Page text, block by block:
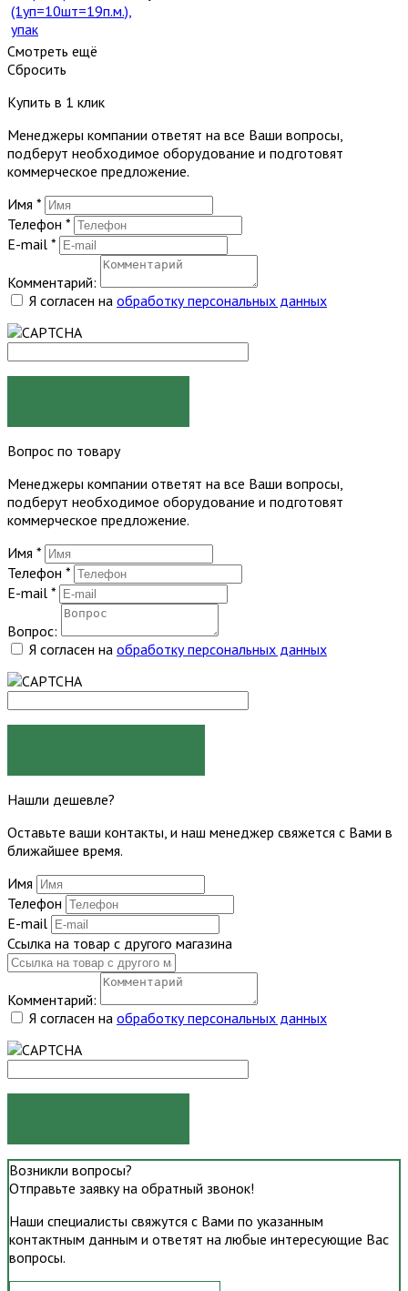
(1уп=10шт=19п.м.),
упак
Смотреть ещё
Сбросить
Купить в 1 клик
Менеджеры компании ответят на все Ваши вопросы,
подберут необходимое оборудование и подготовят
коммерческое предложение.
Имя *
Телефон *
E-mail *
Комментарий:
Я согласен на обработку персональных данных
Вопрос по товару
Менеджеры компании ответят на все Ваши вопросы,
подберут необходимое оборудование и подготовят
коммерческое предложение.
Имя *
Телефон *
E-mail *
Вопрос:
Я согласен на обработку персональных данных
Нашли дешевле?
Оставьте ваши контакты, и наш менеджер свяжется с Вами в
ближайшее время.
Имя
Телефон
E-mail
Ссылка на товар с другого магазина
Комментарий:
Я согласен на обработку персональных данных
Возникли вопросы?
Отправьте заявку на обратный звонок!
Наши специалисты свяжутся с Вами по указанным
контактным данным и ответят на любые интересующие Вас
вопросы.